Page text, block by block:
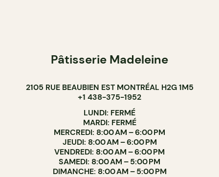
Pâtisserie Madeleine
2105 RUE BEAUBIEN EST MONTRÉAL H2G 1M5
+1 438-375-1952
LUNDI: FERMÉ
MARDI: FERMÉ
MERCREDI: 8:00 AM – 6:00 PM
JEUDI: 8:00 AM – 6:00 PM
VENDREDI: 8:00 AM – 6:00 PM
SAMEDI: 8:00 AM – 5:00 PM
DIMANCHE: 8:00 AM – 5:00 PM